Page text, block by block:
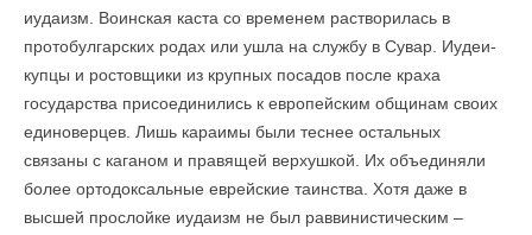
иудаизм. Воинская каста со временем растворилась в
протобулгарских родах или ушла на службу в Сувар. Иудеи-
купцы и ростовщики из крупных посадов после краха
государства присоединились к европейским общинам своих
единоверцев. Лишь караимы были теснее остальных
связаны с каганом и правящей верхушкой. Их объединяли
более ортодоксальные еврейские таинства. Хотя даже в
высшей прослойке иудаизм не был раввинистическим –